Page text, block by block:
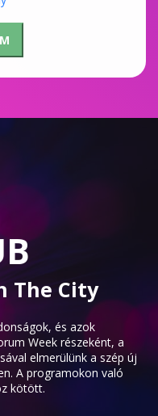
The City
és azok
Week részeként, a
elmerülünk a szép új
A programokon való
kötött.